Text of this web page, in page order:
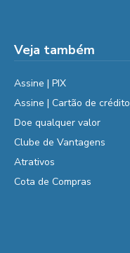
Veja também
Assine | PIX
Assine | Cartão de crédito
Doe qualquer valor
Clube de Vantagens
Atrativos
Cota de Compras